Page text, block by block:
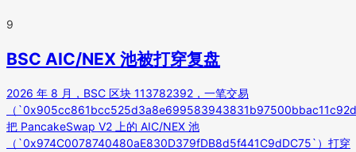
9
BSC AIC/NEX 池被打穿复盘
2026 年 8 月，BSC 区块 113782392，一笔交易
（
把 PancakeSwap V2 上的 AIC/NEX 池
（`0x974C0078740480aE830D379fDB8d5f441C9dDC75`）打穿